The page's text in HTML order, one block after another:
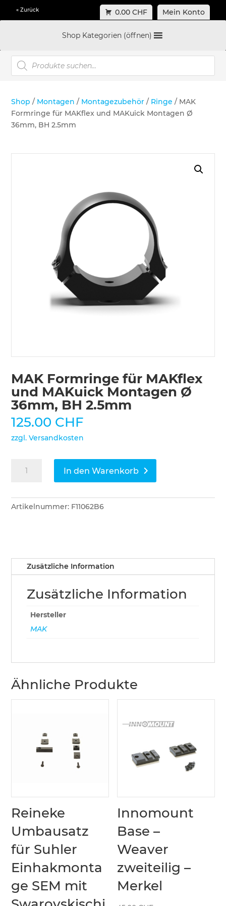
« Zurück 0.00 CHF Mein Konto
Shop Kategorien (öffnen)
Products
search
Shop / Montagen / Montagezubehör / Ringe / MAK
Formringe für MAKflex und MAKuick Montagen Ø
36mm, BH 2.5mm
MAK Formringe für MAKflex
und MAKuick Montagen Ø
36mm, BH 2.5mm
125.00 CHF
zzgl. Versandkosten
Formringe
MAKflex
und
36mm,
Menge
In den Warenkorb
Artikelnummer: F11062B6
Zusätzliche Information
Zusätzliche Information
Hersteller
MAK
Ähnliche Produkte
Reineke
Umbausatz
für Suhler
Einhakmonta
ge SEM mit
Innomount
Base –
Weaver
zweiteilig –
Merkel